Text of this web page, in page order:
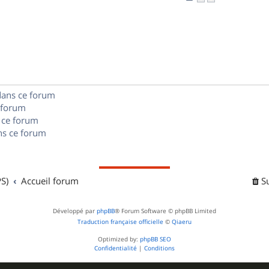
ce forum
forum
ce forum
Accueil forum
Développé par phpBB® Forum Software © phpBB Limited
Traduction française officielle © Qiaeru
Optimized by: phpBB SEO
Confidentialité | Conditions